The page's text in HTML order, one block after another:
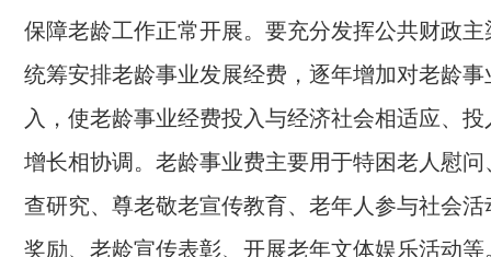
保障老龄工作正常开展。要充分发挥公共财政
统筹安排老龄事业发展经费，逐年增加对老龄事
入，使老龄事业经费投入与经济社会相适应、
增长相协调。老龄事业费主要用于特困老人慰
查研究、尊老敬老宣传教育、老年人参与社会
奖励、老龄宣传表彰、开展老年文体娱乐活动